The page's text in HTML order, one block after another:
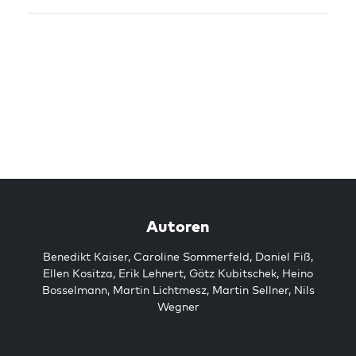
Autoren
Benedikt Kaiser, Caroline Sommerfeld, Daniel Fiß,
Ellen Kositza, Erik Lehnert, Götz Kubitschek, Heino
Bosselmann, Martin Lichtmesz, Martin Sellner, Nils
Wegner